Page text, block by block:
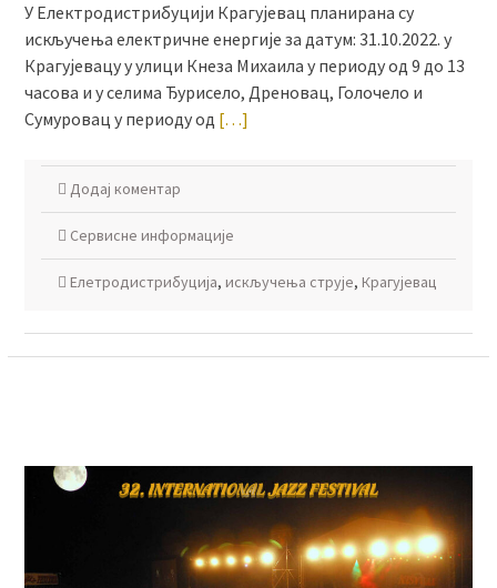
У Електродистрибуцији Крагујевац планирана су
искључења електричне енергије за датум: 31.10.2022. у
Крагујевацу у улици Кнеза Михаила у периоду од 9 до 13
часова и у селима Ђурисело, Дреновац, Голочело и
Сумуровац у периоду од […]
Додај коментар
Сервисне информације
Елетродистрибуција, искључења струје, Крагујевац